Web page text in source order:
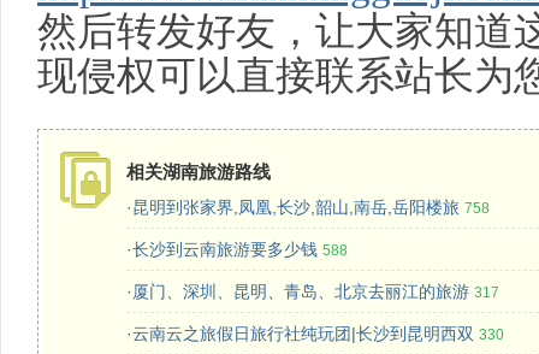
然后转发好友，让大家知道
现侵权可以直接联系站长为
相关湖南旅游路线
·昆明到张家界,凤凰,长沙,韶山,南岳,岳阳楼旅 758
·长沙到云南旅游要多少钱 588
·厦门、深圳、昆明、青岛、北京去丽江的旅游 317
·云南云之旅假日旅行社纯玩团|长沙到昆明西双 330